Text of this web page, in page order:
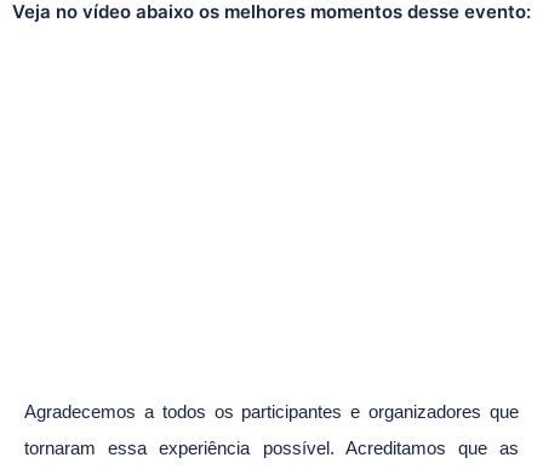
Veja no vídeo abaixo os melhores momentos desse evento:
Agradecemos a todos os participantes e organizadores que
tornaram essa experiência possível. Acreditamos que as